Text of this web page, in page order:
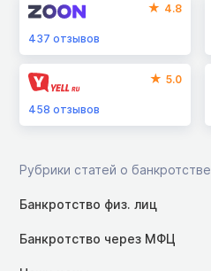
4.8
437 отзывов
5.0
458 отзывов
Рубрики статей о банкротстве
Банкротство физ. лиц
Банкротство через МФЦ